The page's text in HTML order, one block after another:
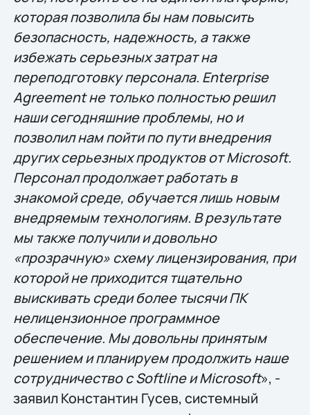
которая позволила бы нам повысить
безопасность, надежность, а также
избежать серьезных затрат на
переподготовку персонала. Enterprise
Agreement не только полностью решил
наши сегодняшние проблемы, но и
позволил нам пойти по пути внедрения
других серьезных продуктов от Microsoft.
Персонал продолжает работать в
знакомой среде, обучается лишь новым
внедряемым технологиям. В результате
мы также получили и довольно
«прозрачную» схему лицензирования, при
которой не приходится тщательно
выискивать среди более тысячи ПК
нелицензионное программное
обеспечение. Мы довольны принятым
решением и планируем продолжить наше
сотрудничество с Softline и Microsoft», -
заявил Константин Гусев, системный